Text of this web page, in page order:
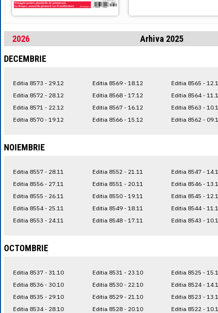
2026
Arhiva 2025
DECEMBRIE
Editia 8573 - 29.12
Editia 8572 - 28.12
Editia 8571 - 22.12
Editia 8570 - 19.12
Editia 8569 - 18.12
Editia 8568 - 17.12
Editia 8567 - 16.12
Editia 8566 - 15.12
Editia 8565 -
Editia 8564 -
Editia 8563 -
Editia 8562 -
NOIEMBRIE
Editia 8557 - 28.11
Editia 8556 - 27.11
Editia 8555 - 26.11
Editia 8554 - 25.11
Editia 8553 - 24.11
Editia 8552 - 21.11
Editia 8551 - 20.11
Editia 8550 - 19.11
Editia 8549 - 18.11
Editia 8548 - 17.11
Editia 8547 -
Editia 8546 -
Editia 8545 -
Editia 8544 -
Editia 8543 -
OCTOMBRIE
Editia 8537 - 31.10
Editia 8536 - 30.10
Editia 8535 - 29.10
Editia 8534 - 28.10
Editia 8531 - 23.10
Editia 8530 - 22.10
Editia 8529 - 21.10
Editia 8528 - 20.10
Editia 8525 -
Editia 8524 -
Editia 8523 -
Editia 8522 -